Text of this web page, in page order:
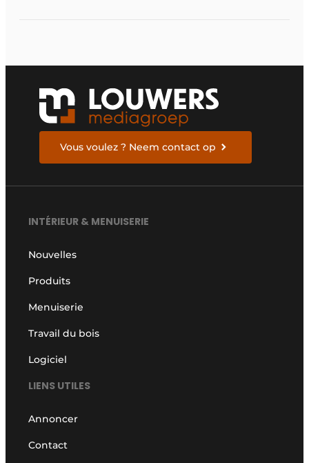
Vous voulez ? Neem contact op
INTÉRIEUR & MENUISERIE
Nouvelles
Produits
Menuiserie
Travail du bois
Logiciel
LIENS UTILES
Annoncer
Contact